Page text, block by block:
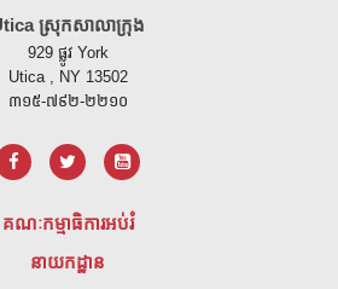
ស្រុកសាលាក្រុង
929 ផ្លូវ York
Utica , NY 13502
៣១៥-៧៩២-២២១០
គណៈកម្មាធិការអប់រំ
នាយកដ្ឋាន